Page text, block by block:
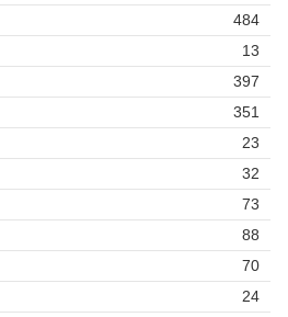
484
13
397
351
23
32
73
88
70
24